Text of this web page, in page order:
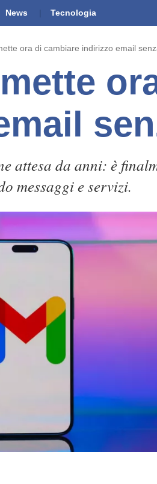
News Tecnologia
ora di cambiare indirizzo email
attesa da anni: è
messaggi e servizi.